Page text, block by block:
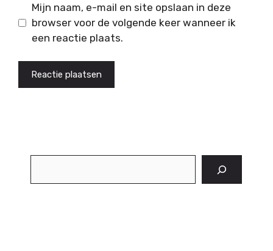
Mijn naam, e-mail en site opslaan in deze
browser voor de volgende keer wanneer ik
een reactie plaats.